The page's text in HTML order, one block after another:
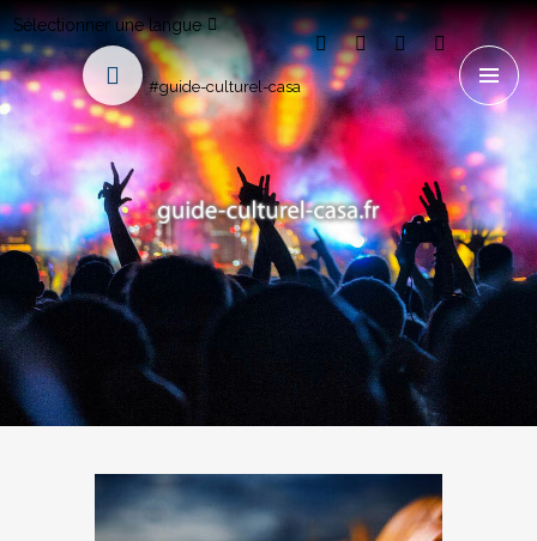
Sélectionner une langue
#guide-culturel-casa